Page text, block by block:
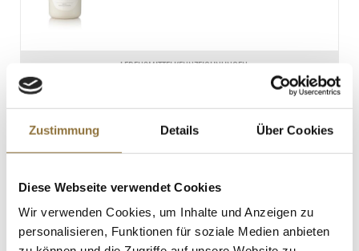
Zustimmung Details Über Cookies
Diese Webseite verwendet Cookies
Wir verwenden Cookies, um Inhalte und Anzeigen zu
personalisieren, Funktionen für soziale Medien anbieten
23 g
Kohlenhydrate
davon Zucker
34 g
Salz
3.7 g
LEBENSMITTELKENNZEICHNUNGEN
€ 8,00
€ 266,67/ kg
St.
Reibe Microplane Black Sheep, Trüffel
Profi 2in1, 1 St
Art.Nr.:67347